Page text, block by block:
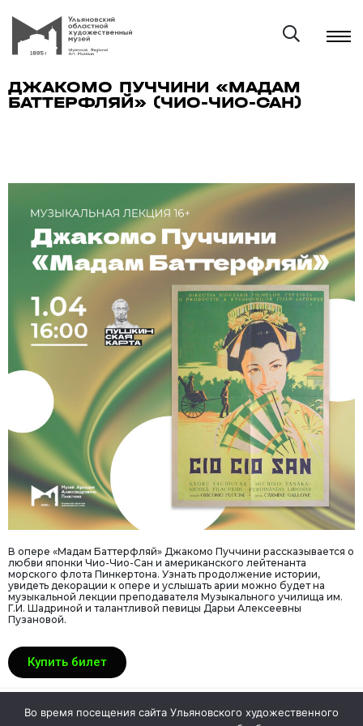
ДЖАКОМО ПУЧЧИНИ «МАДАМ
БАТТЕРФЛЯЙ» (ЧИО-ЧИО-САН)
В опере «Мадам Баттерфляй» Джакомо Пуччини рассказывается о
любви японки Чио-Чио-Сан и американского лейтенанта
морского флота Пинкертона. Узнать продолжение истории,
увидеть декорации к опере и услышать арии можно будет на
музыкальной лекции преподавателя Музыкального училища им.
Г.И. Шадриной и талантливой певицы Дарьи Алексеевны
Пузановой.
Купить билет
Во время посещения сайта Ульяновского художественного